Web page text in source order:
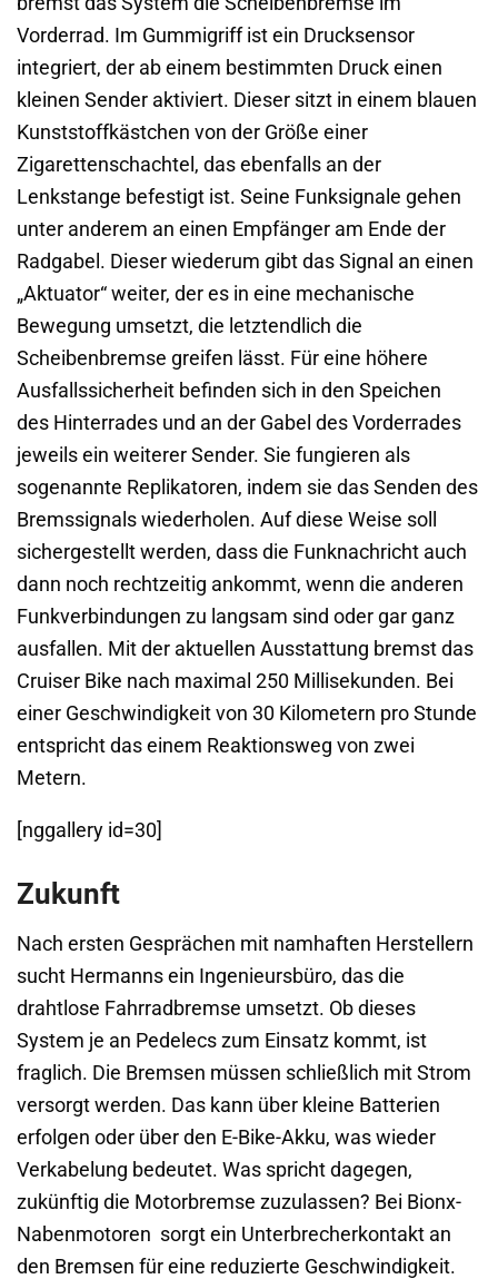
Vorderrad. Im Gummigriff ist ein Drucksensor
integriert, der ab einem bestimmten Druck einen
kleinen Sender aktiviert. Dieser sitzt in einem blauen
Kunststoffkästchen von der Größe einer
Zigarettenschachtel, das ebenfalls an der
Lenkstange befestigt ist. Seine Funksignale gehen
unter anderem an einen Empfänger am Ende der
Radgabel. Dieser wiederum gibt das Signal an einen
„Aktuator“ weiter, der es in eine mechanische
Bewegung umsetzt, die letztendlich die
Scheibenbremse greifen lässt. Für eine höhere
Ausfallssicherheit befinden sich in den Speichen
des Hinterrades und an der Gabel des Vorderrades
jeweils ein weiterer Sender. Sie fungieren als
sogenannte Replikatoren, indem sie das Senden des
Bremssignals wiederholen. Auf diese Weise soll
sichergestellt werden, dass die Funknachricht auch
dann noch rechtzeitig ankommt, wenn die anderen
Funkverbindungen zu langsam sind oder gar ganz
ausfallen. Mit der aktuellen Ausstattung bremst das
Cruiser Bike nach maximal 250 Millisekunden. Bei
einer Geschwindigkeit von 30 Kilometern pro Stunde
entspricht das einem Reaktionsweg von zwei
Metern.
[nggallery id=30]
Zukunft
Nach ersten Gesprächen mit namhaften Herstellern
sucht Hermanns ein Ingenieursbüro, das die
drahtlose Fahrradbremse umsetzt. Ob dieses
System je an Pedelecs zum Einsatz kommt, ist
fraglich. Die Bremsen müssen schließlich mit Strom
versorgt werden. Das kann über kleine Batterien
erfolgen oder über den E-Bike-Akku, was wieder
Verkabelung bedeutet. Was spricht dagegen,
zukünftig die Motorbremse zuzulassen? Bei Bionx-
Nabenmotoren sorgt ein Unterbrecherkontakt an
den Bremsen für eine reduzierte Geschwindigkeit.